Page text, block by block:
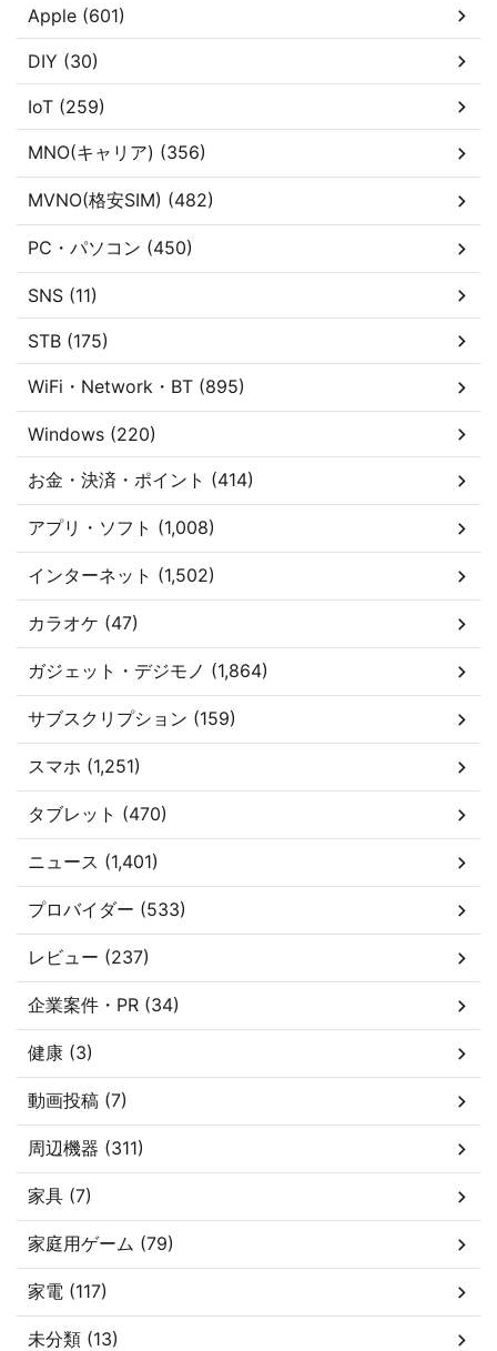
Apple (601)
DIY (30)
IoT (259)
MNO(キャリア) (356)
MVNO(格安SIM) (482)
PC・パソコン (450)
SNS (11)
STB (175)
WiFi・Network・BT (895)
Windows (220)
お金・決済・ポイント (414)
アプリ・ソフト (1,008)
インターネット (1,502)
カラオケ (47)
ガジェット・デジモノ (1,864)
サブスクリプション (159)
スマホ (1,251)
タブレット (470)
ニュース (1,401)
プロバイダー (533)
レビュー (237)
企業案件・PR (34)
健康 (3)
動画投稿 (7)
周辺機器 (311)
家具 (7)
家庭用ゲーム (79)
家電 (117)
未分類 (13)